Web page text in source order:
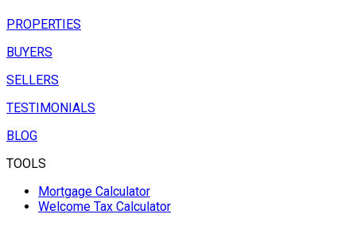
PROPERTIES
BUYERS
SELLERS
TESTIMONIALS
BLOG
TOOLS
Mortgage Calculator
Welcome Tax Calculator